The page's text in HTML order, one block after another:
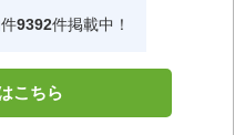
9392件掲載中！
こちら